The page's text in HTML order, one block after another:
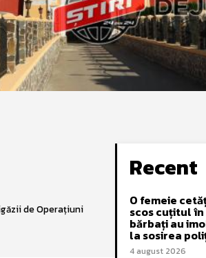
de Operațiuni
Recent
O femeie
scos cuțitul
bărbați au
la sosirea
4 august 2026